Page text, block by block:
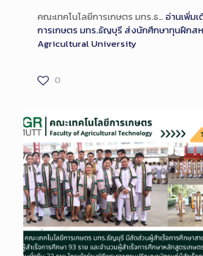
คณะเทคโนโลยีการเกษตร มทร.ธ… อ่านเพิ่มเ
การเกษตร มทร.ธัญบุรี ส่งนักศึกษาทุนฝึกส
Agricultural University
0